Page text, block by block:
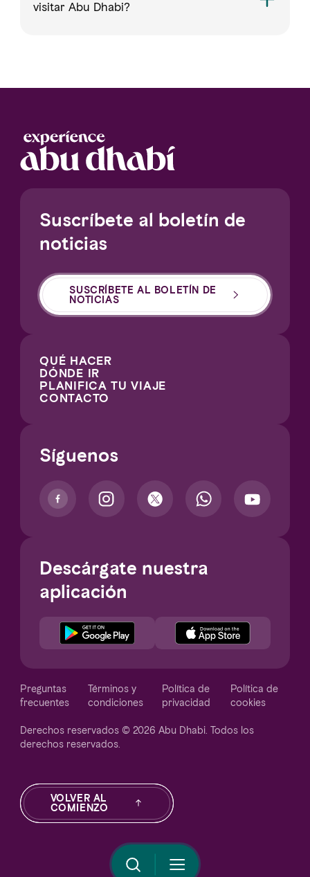
visitar Abu Dhabi?
Suscríbete al boletín de
noticias
SUSCRÍBETE AL BOLETÍN DE
NOTICIAS
QUÉ HACER
DÓNDE IR
PLANIFICA TU VIAJE
CONTACTO
Síguenos
Descárgate nuestra
aplicación
Preguntas
frecuentes
Términos y
condiciones
Política de
privacidad
Política de
cookies
Derechos reservados © 2026 Abu Dhabi. Todos los
derechos reservados.
VOLVER AL
COMIENZO
Your Privacy Choices
Notice at collection